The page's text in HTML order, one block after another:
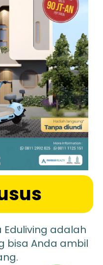
Eduliving adalah
bisa Anda ambil